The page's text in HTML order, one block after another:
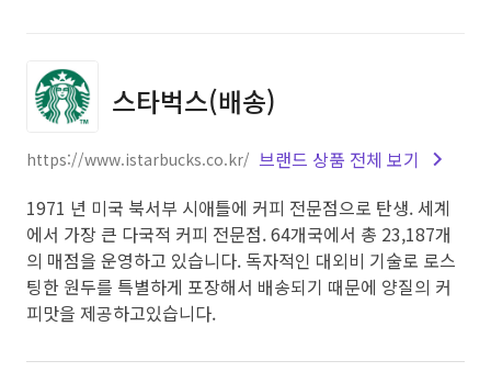
스타벅스(배송)
https://www.istarbucks.co.kr/ 브랜드 상품 전체 보기
1971 년 미국 북서부 시애틀에 커피 전문점으로 탄생. 세계
에서 가장 큰 다국적 커피 전문점. 64개국에서 총 23,187개
의 매점을 운영하고 있습니다. 독자적인 대외비 기술로 로스
팅한 원두를 특별하게 포장해서 배송되기 때문에 양질의 커
피맛을 제공하고있습니다.